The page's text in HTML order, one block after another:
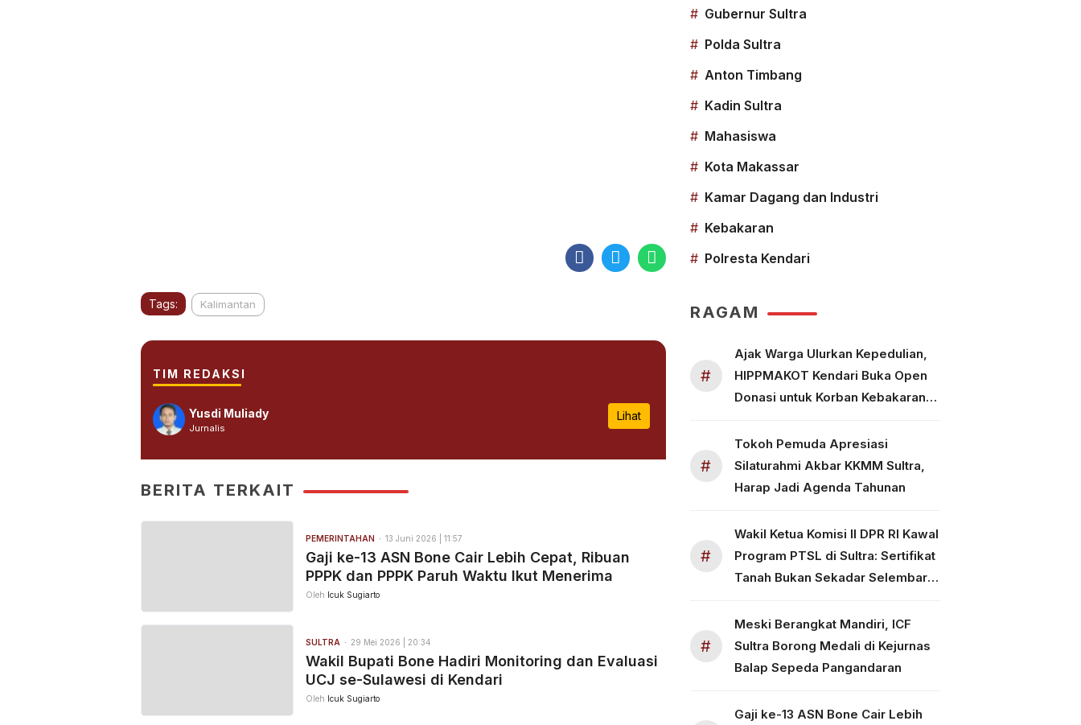
Tags: Kalimantan
TIM REDAKSI
Yusdi Muliady
Jurnalis
Lihat
BERITA TERKAIT
PEMERINTAHAN 13 Juni 2026 | 11:57
Gaji ke-13 ASN Bone Cair Lebih Cepat, Ribuan
PPPK dan PPPK Paruh Waktu Ikut Menerima
Oleh Icuk Sugiarto
SULTRA 29 Mei 2026 | 20:34
Wakil Bupati Bone Hadiri Monitoring dan Evaluasi
UCJ se-Sulawesi di Kendari
Oleh Icuk Sugiarto
# Gubernur Sultra
# Polda Sultra
# Anton Timbang
# Kadin Sultra
# Mahasiswa
# Kota Makassar
# Kamar Dagang dan Industri
# Kebakaran
# Polresta Kendari
RAGAM
#
Ajak Warga Ulurkan Kepedulian,
HIPPMAKOT Kendari Buka Open
Donasi untuk Korban Kebakaran
#
Tokoh Pemuda Apresiasi
Silaturahmi Akbar KKMM Sultra,
Harap Jadi Agenda Tahunan
#
Wakil Ketua Komisi II DPR RI Kawal
Program PTSL di Sultra: Sertifikat
Tanah Bukan Sekadar Selembar
#
Meski Berangkat Mandiri, ICF
Sultra Borong Medali di Kejurnas
Balap Sepeda Pangandaran
Gaji ke-13 ASN Bone Cair Lebih